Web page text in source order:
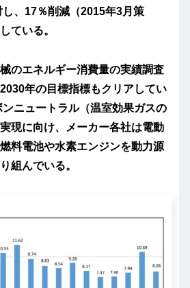
、17％削減（2015年3月策
ている。
のエネルギー消費量の実績調査
年の目標指標もクリアしてい
ニュートラル（温室効果ガスの
現に向け、メーカー各社は電動
料電池や水素エンジンを動力源
組んでいる。